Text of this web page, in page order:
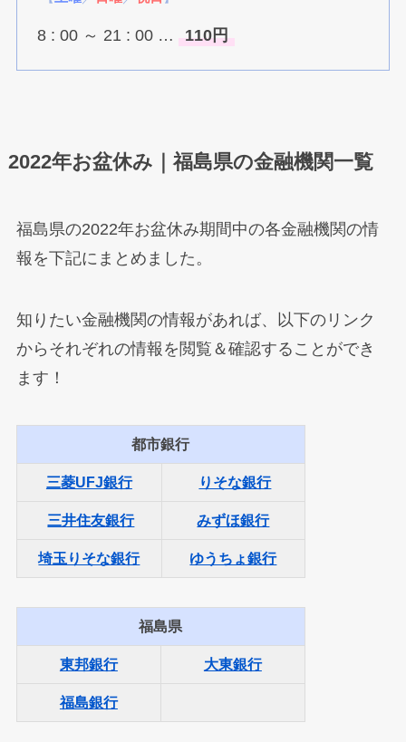
8 : 00 ～ 21 : 00 … 110円
2022年お盆休み｜福島県の金融機関一覧
福島県の2022年お盆休み期間中の各金融機関の情
報を下記にまとめました。
知りたい金融機関の情報があれば、以下のリンク
からそれぞれの情報を閲覧＆確認することができ
ます！
都市銀行
三菱UFJ銀行 りそな銀行
三井住友銀行 みずほ銀行
埼玉りそな銀行 ゆうちょ銀行
福島県
東邦銀行 大東銀行
福島銀行